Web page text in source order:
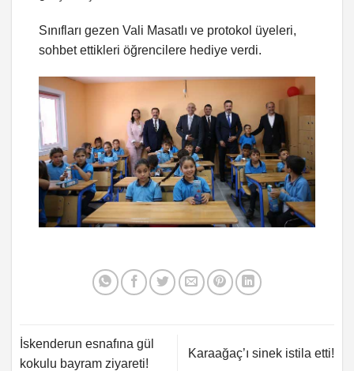
Sınıfları gezen Vali Masatlı ve protokol üyeleri,
sohbet ettikleri öğrencilere hediye verdi.
İskenderun esnafına gül
kokulu bayram ziyareti!
Karaağaç’ı sinek istila etti!